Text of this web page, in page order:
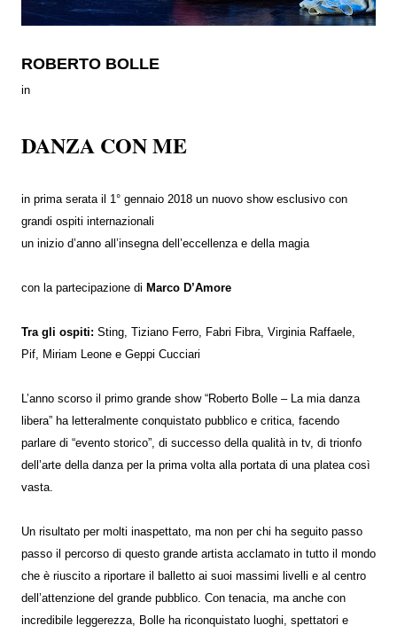
ROBERTO BOLLE
in
DANZA CON ME
in prima serata il 1° gennaio 2018 un nuovo show esclusivo con
grandi ospiti internazionali
un inizio d’anno all’insegna dell’eccellenza e della magia
con la partecipazione di Marco D’Amore
Tra gli ospiti: Sting, Tiziano Ferro, Fabri Fibra, Virginia Raffaele,
Pif, Miriam Leone e Geppi Cucciari
L’anno scorso il primo grande show “Roberto Bolle – La mia danza
libera” ha letteralmente conquistato pubblico e critica, facendo
parlare di “evento storico”, di successo della qualità in tv, di trionfo
dell’arte della danza per la prima volta alla portata di una platea così
vasta.
Un risultato per molti inaspettato, ma non per chi ha seguito passo
passo il percorso di questo grande artista acclamato in tutto il mondo
che è riuscito a riportare il balletto ai suoi massimi livelli e al centro
dell’attenzione del grande pubblico. Con tenacia, ma anche con
incredibile leggerezza, Bolle ha riconquistato luoghi, spettatori e